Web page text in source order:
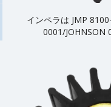
インペラは JMP
0001/JOHNSON